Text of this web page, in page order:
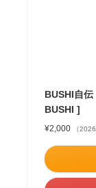
BUSHI自
BUSHI ]
¥2,000 （